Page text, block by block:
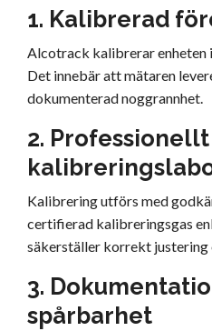
1. Kalibrerad
Alcotrack kalibrerar enheten
Det innebär att mätaren
dokumenterad noggrannhet.
2. Professionellt
Kalibrering utförs med
certifierad kalibreringsgas
säkerställer korrekt justering
3.
spårbarhet